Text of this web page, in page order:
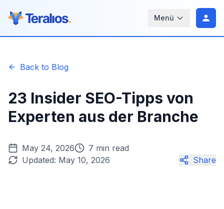
Menü
Back to Blog
23 Insider SEO-Tipps von
Experten aus der Branche
May 24, 2026
7 min read
Updated: May 10, 2026 Share